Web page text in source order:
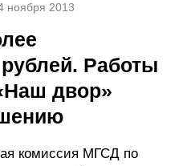
ноября 2013
Работы
двор»
комиссия МГСД по